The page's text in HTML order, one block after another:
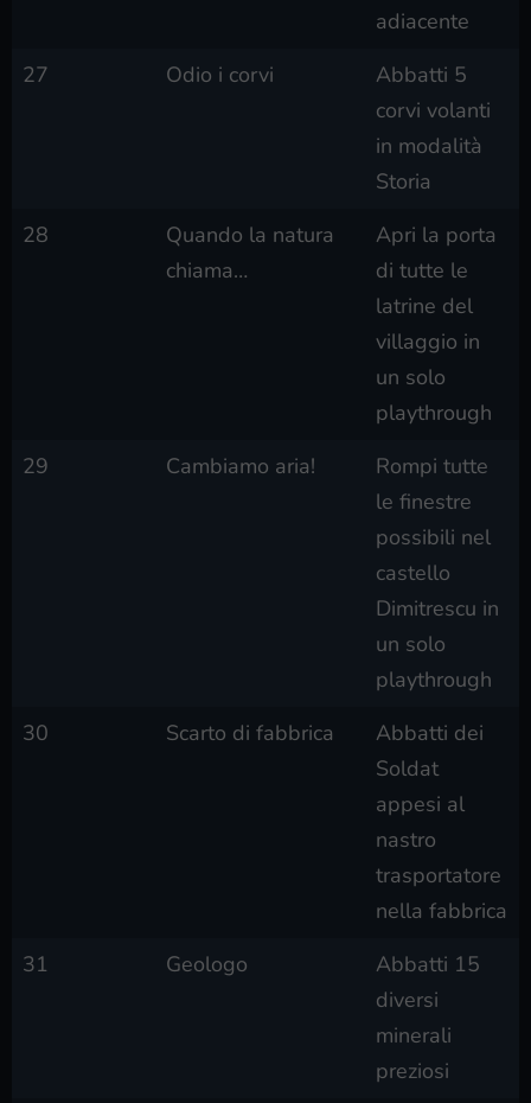
adiacente
27
Odio i corvi
Abbatti 5
corvi volanti
in modalità
Storia
28
Quando la natura
chiama…
Apri la porta
di tutte le
latrine del
villaggio in
un solo
playthrough
29
Cambiamo aria!
Rompi tutte
le finestre
possibili nel
castello
Dimitrescu in
un solo
playthrough
30
Scarto di fabbrica
Abbatti dei
Soldat
appesi al
nastro
trasportatore
nella fabbrica
31
Geologo
Abbatti 15
diversi
minerali
preziosi